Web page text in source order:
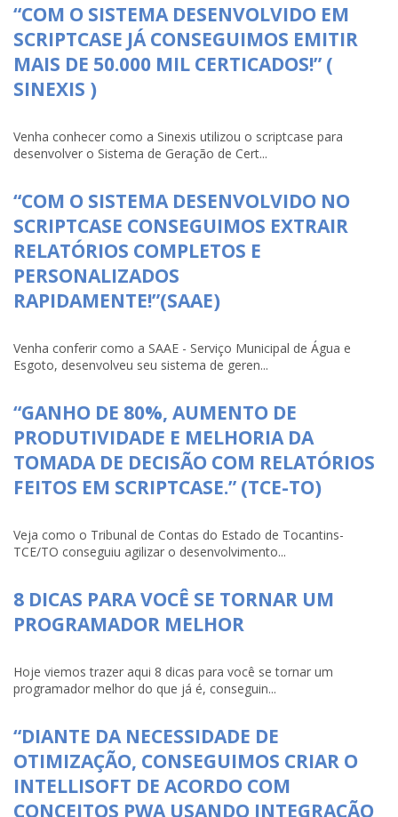
“COM O SISTEMA DESENVOLVIDO EM
SCRIPTCASE JÁ CONSEGUIMOS EMITIR
MAIS DE 50.000 MIL CERTICADOS!” (
SINEXIS )
Venha conhecer como a Sinexis utilizou o scriptcase para
desenvolver o Sistema de Geração de Cert...
“COM O SISTEMA DESENVOLVIDO NO
SCRIPTCASE CONSEGUIMOS EXTRAIR
RELATÓRIOS COMPLETOS E
PERSONALIZADOS
RAPIDAMENTE!”(SAAE)
Venha conferir como a SAAE - Serviço Municipal de Água e
Esgoto, desenvolveu seu sistema de geren...
“GANHO DE 80%, AUMENTO DE
PRODUTIVIDADE E MELHORIA DA
TOMADA DE DECISÃO COM RELATÓRIOS
FEITOS EM SCRIPTCASE.” (TCE-TO)
Veja como o Tribunal de Contas do Estado de Tocantins-
TCE/TO conseguiu agilizar o desenvolvimento...
8 DICAS PARA VOCÊ SE TORNAR UM
PROGRAMADOR MELHOR
Hoje viemos trazer aqui 8 dicas para você se tornar um
programador melhor do que já é, conseguin...
“DIANTE DA NECESSIDADE DE
OTIMIZAÇÃO, CONSEGUIMOS CRIAR O
INTELLISOFT DE ACORDO COM
CONCEITOS PWA USANDO INTEGRAÇÃO